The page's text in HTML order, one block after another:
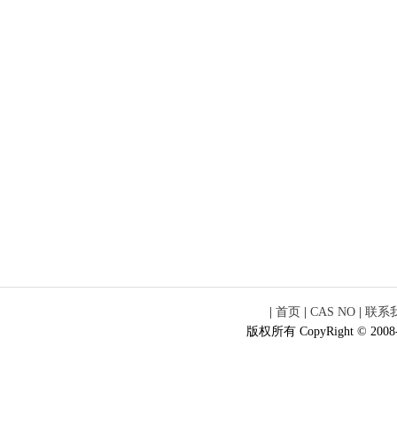
首页 CAS NO
联系
版权所有 CopyRight ©